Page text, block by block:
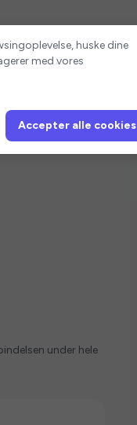
under hele
huske dine
med vores
Accepter alle cookies